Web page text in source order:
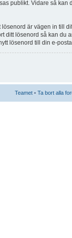
publikt. Vidare så kan
är vägen in till
ditt lösenord så kan du
lösenord till din e-
Teamet • Ta bort alla